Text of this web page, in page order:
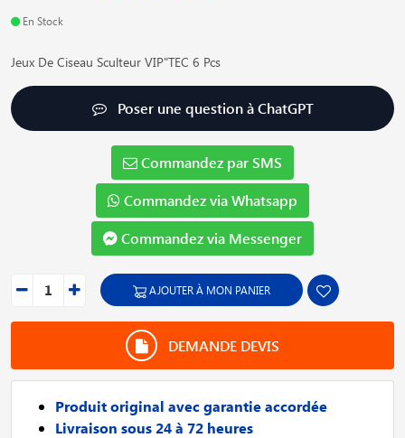
En Stock
Jeux De Ciseau Sculteur VIP"TEC 6 Pcs
Poser une question à ChatGPT
Commandez par SMS
Commandez via Whatsapp
Commandez via Messenger
AJOUTER À MON PANIER
DEMANDE DEVIS
Produit original avec garantie accordée
Livraison sous 24 à 72 heures